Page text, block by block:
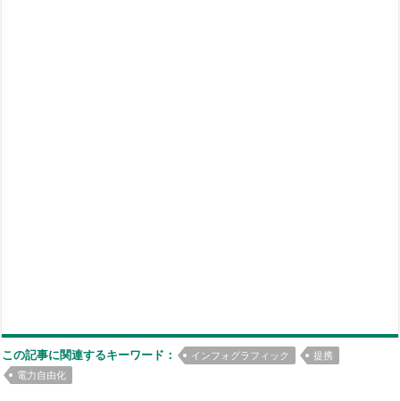
この記事に関連するキーワード： インフォグラフィック
提携
電力自由化